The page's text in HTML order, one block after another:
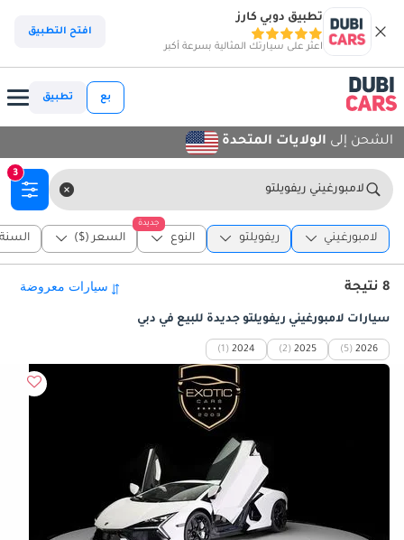
تطبيق دوبي كارز
اعثر على سيارتك المثالية بسرعة أكبر
افتح التطبيق
بع تطبيق
الشحن إلى الولايات المتحدة
لامبورغيني ريفويلتو
3
لامبورغيني ريفويلتو
جديدة
النوع السعر ($) السنة
8 نتيجة
سيارات لامبورغيني ريفويلتو جديدة للبيع في دبي
2026
(5)
2025
(2)
2024
(1)